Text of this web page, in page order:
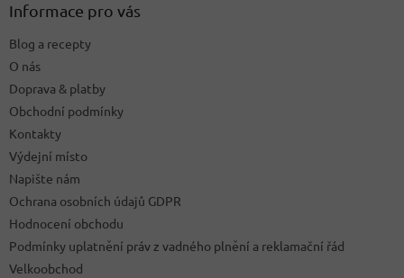
Informace pro vás
Blog a recepty
O nás
Doprava & platby
Obchodní podmínky
Kontakty
Výdejní místo
Napište nám
Ochrana osobních údajů GDPR
Hodnocení obchodu
Podmínky uplatnění práv z vadného plnění a reklamační řád
Velkoobchod